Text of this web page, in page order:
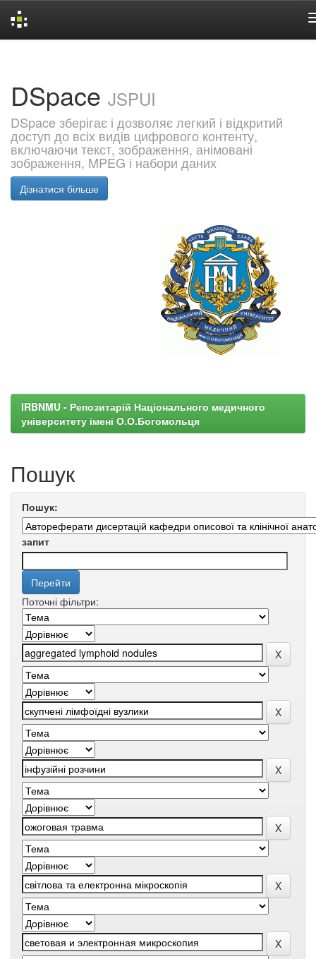
DSpace JSPUI
DSpace зберігає і дозволяє легкий і відкритий
доступ до всіх видів цифрового контенту,
включаючи текст, зображення, анімовані
зображення, MPEG і набори даних
Дізнатися більше
IRBNMU - Репозитарій Національного медичного
університету імені О.О.Богомольця
Пошук
Пошук:
запит
Поточні фільтри: